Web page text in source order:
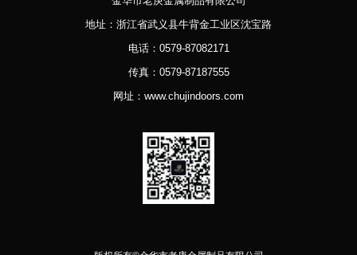
地址：浙江省武义县牛背金工业区沈宝路
电话：0579-87082171
传真：0579-87187555
网址：www.chujindoors.com